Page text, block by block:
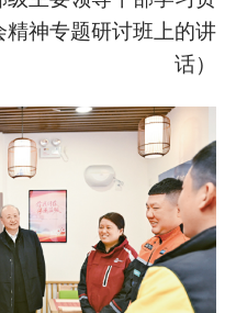
神专题研讨班上的讲
话）